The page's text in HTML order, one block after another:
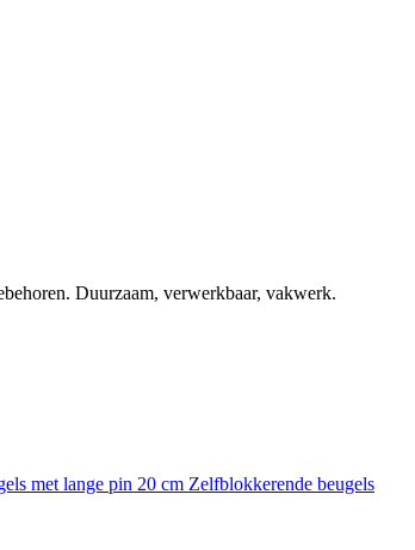
Duurzaam, verwerkbaar, vakwerk.
met lange pin 20 cm Zelfblokkerende beugels